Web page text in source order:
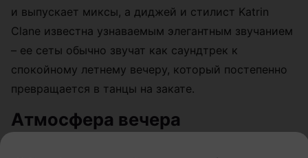
и выпускает миксы, а диджей и стилист Katrin
Clane известна узнаваемым элегантным звучанием
– ее сеты обычно звучат как саундтрек к
спокойному летнему вечеру, который постепенно
превращается в танцы на закате.
Атмосфера вечера